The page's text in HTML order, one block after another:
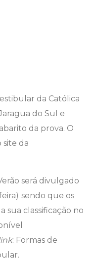
da Católica
do Sul e
da prova. O
da
será divulgado
sendo que os
sua classificação no
: Formas de